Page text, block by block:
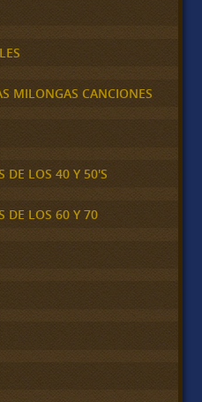
MILONGAS CANCIONES
DE LOS 40 Y 50'S
DE LOS 60 Y 70